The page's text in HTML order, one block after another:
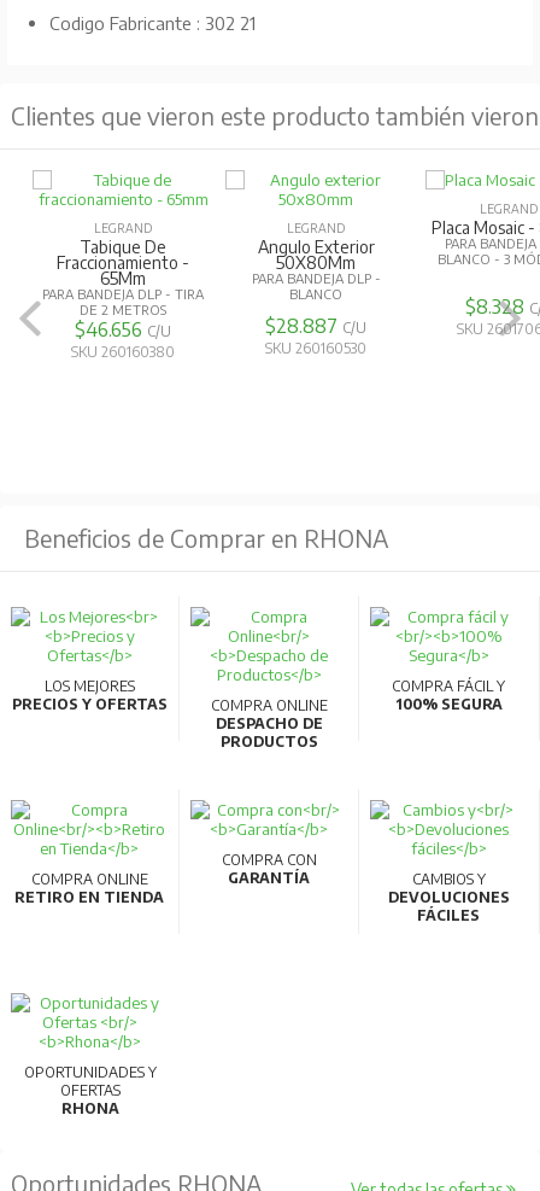
Codigo Fabricante : 302 21
Clientes que vieron este producto también vieron
LEGRAND
Tabique De
Fraccionamiento -
65Mm
PARA BANDEJA DLP - TIRA
DE 2 METROS
$46.656 C/U
SKU 260160380
LEGRAND
Angulo Exterior
50X80Mm
PARA BANDEJA DLP -
BLANCO
$28.887 C/U
SKU 260160530
LEGRAND
Placa Mosaic
PARA
BLANCO - 3
$8.328
SKU
Beneficios de Comprar en RHONA
LOS MEJORES
PRECIOS Y OFERTAS
COMPRA ONLINE
DESPACHO DE
PRODUCTOS
COMPRA FÁCIL Y
100% SEGURA
COMPRA ONLINE
RETIRO EN TIENDA
COMPRA CON
GARANTÍA
CAMBIOS Y
DEVOLUCIONES
FÁCILES
OPORTUNIDADES Y
OFERTAS
RHONA
Oportunidades RHONA